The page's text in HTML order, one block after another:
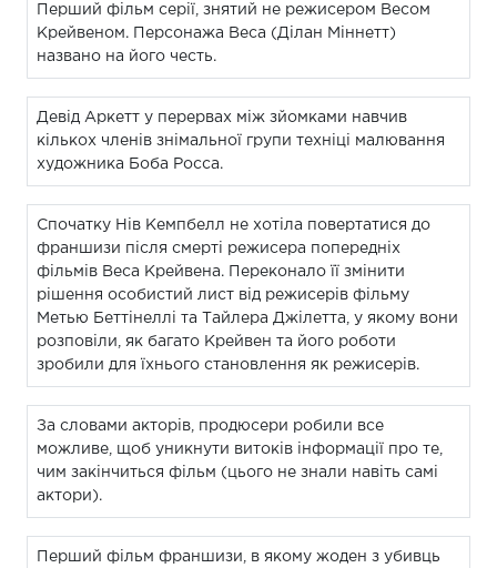
Перший фільм серії, знятий не режисером Весом
Крейвеном. Персонажа Веса (Ділан Міннетт)
названо на його честь.
Девід Аркетт у перервах між зйомками навчив
кількох членів знімальної групи техніці малювання
художника Боба Росса.
Спочатку Нів Кемпбелл не хотіла повертатися до
франшизи після смерті режисера попередніх
фільмів Веса Крейвена. Переконало її змінити
рішення особистий лист від режисерів фільму
Метью Беттінеллі та Тайлера Джілетта, у якому вони
розповіли, як багато Крейвен та його роботи
зробили для їхнього становлення як режисерів.
За словами акторів, продюсери робили все
можливе, щоб уникнути витоків інформації про те,
чим закінчиться фільм (цього не знали навіть самі
актори).
Перший фільм франшизи, в якому жоден з убивць